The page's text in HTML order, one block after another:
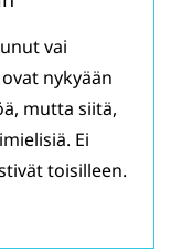
vai
nykyään
mutta siitä,
Ei
toisilleen.